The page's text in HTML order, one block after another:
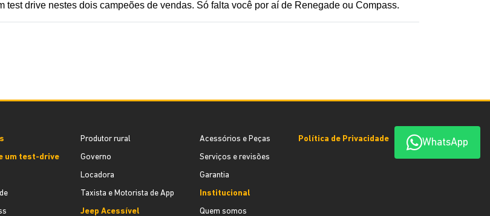
drive nestes dois campeões de vendas. Só falta você por aí de Renegade ou Compass.
WhatsApp
um test-drive
Produtor rural
Governo
Locadora
Taxista e Motorista de App
Jeep Acessível
Acessórios e Peças
Serviços e revisões
Garantia
Institucional
Quem somos
Política de Privacidade